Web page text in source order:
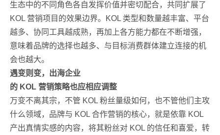
生态中的不同角色各自发挥价值并密切配合，共同扩展了
KOL 营销项目的效果边界。KOL 类型和数量越丰富、平台
越多、协同工具越成熟，再加上各方能力都在不断增强，
意味着品牌的选择也越多、与目标消费群体建立连接的机
会也越大。
遇变则变，出海企业
的 KOL 营销策略也应相应调整
万变不离其宗，不管 KOL 粉丝量级如何，也不管他们主攻
什么领域，品牌与 KOL 合作营销的核心，就是依靠 KOL
产出真情实感的内容，将其粉丝对 KOL 的信任和喜爱，转